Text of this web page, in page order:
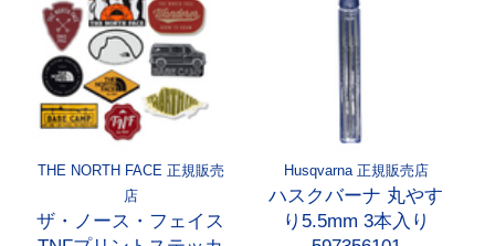
THE NORTH FACE 正規販売
店
ザ・ノース・フェイス
Husqvarna 正規販売店
ハスクバーナ 丸やす
り5.5mm 3本入り